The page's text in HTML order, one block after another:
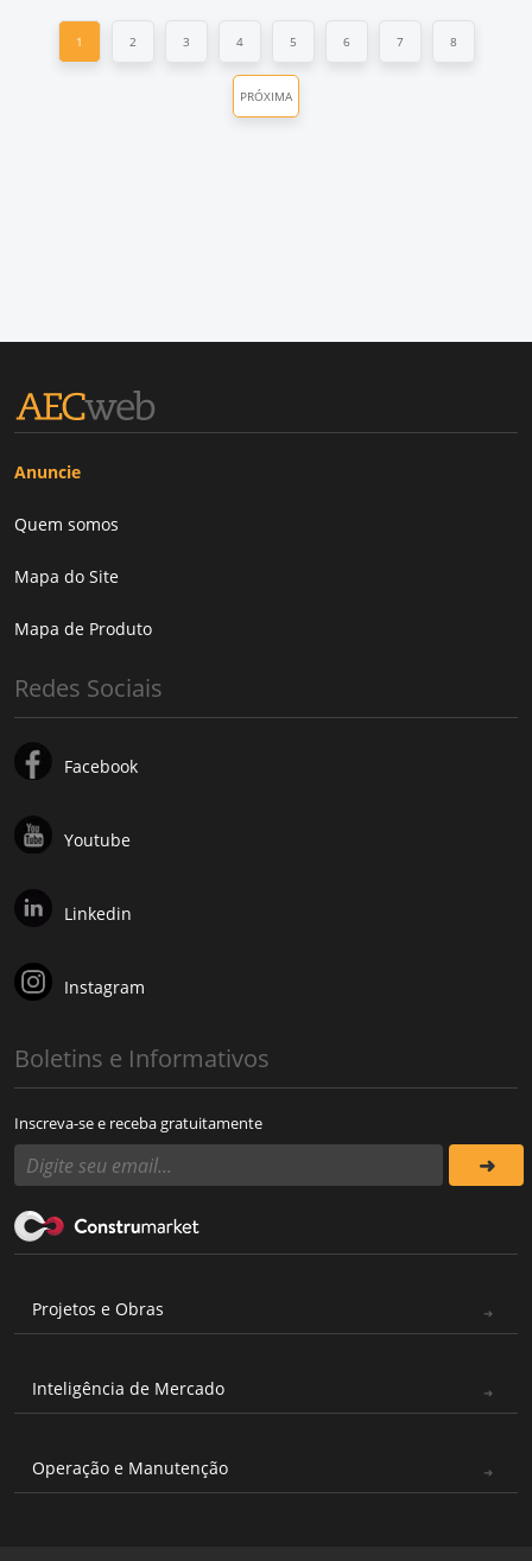
1 2 3 4 5 6 7 8
PRÓXIMA
Anuncie
Quem somos
Mapa do Site
Mapa de Produto
Redes Sociais
Facebook
Youtube
Linkedin
Instagram
Boletins e Informativos
Inscreva-se e receba gratuitamente
Projetos e Obras
Inteligência de Mercado
Operação e Manutenção